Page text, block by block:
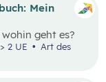
Mein
geht es?
wofür brauche
präsent
2 UE
Art des